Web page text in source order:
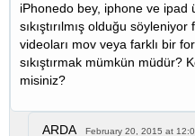
iPhonedo bey, iphone ve ipad
sıkıştırılmış olduğu
videoları mov veya farklı bir
sıkıştırmak mümkün müdür?
misiniz?
ARDA February 20, 2015 at